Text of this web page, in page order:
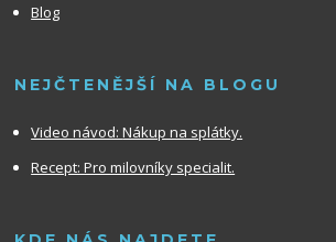
Blog
NEJČTENĚJŠÍ NA BLOGU
Video návod:Nákup na splátky.
Recept: Pro milovníky specialit.